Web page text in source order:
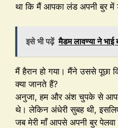
था कि मैं आपका लंड अपनी बुर में
इसे भी पढ़ें मैडम लावण्या ने
मैं हैरान हो गया। मैंने उससे पूछा
क्या जानते हैं?
अनुजा, हम और अंश चुपके से
थे। लेकिन अंधेरी सुबह थी, इसलिए
जब मेरी माँ आपसे अपनी बुर